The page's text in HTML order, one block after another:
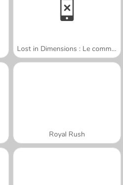
Lost in Dimensions : Le commencement
Royal Rush